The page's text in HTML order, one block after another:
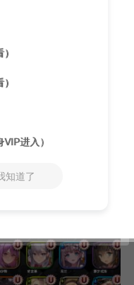
进入）
知道了